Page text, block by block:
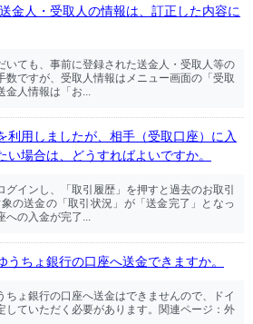
金人・受取人の情報は、訂正した内容に
いても、事前に登録された送金人・受取人等の
数ですが、受取人情報はメニュー画面の「受取
金人情報は「お...
利用しましたが、相手（受取口座）に入
場合は、どうすればよいですか。
グインし、「取引履歴」を押すと過去のお取引
の送金の「取引状況」が「送金完了」となっ
への入金が完了...
ちょ銀行の口座へ送金できますか。
ちょ銀行の口座へ送金はできませんので、ドイ
していただく必要があります。関連ページ：外